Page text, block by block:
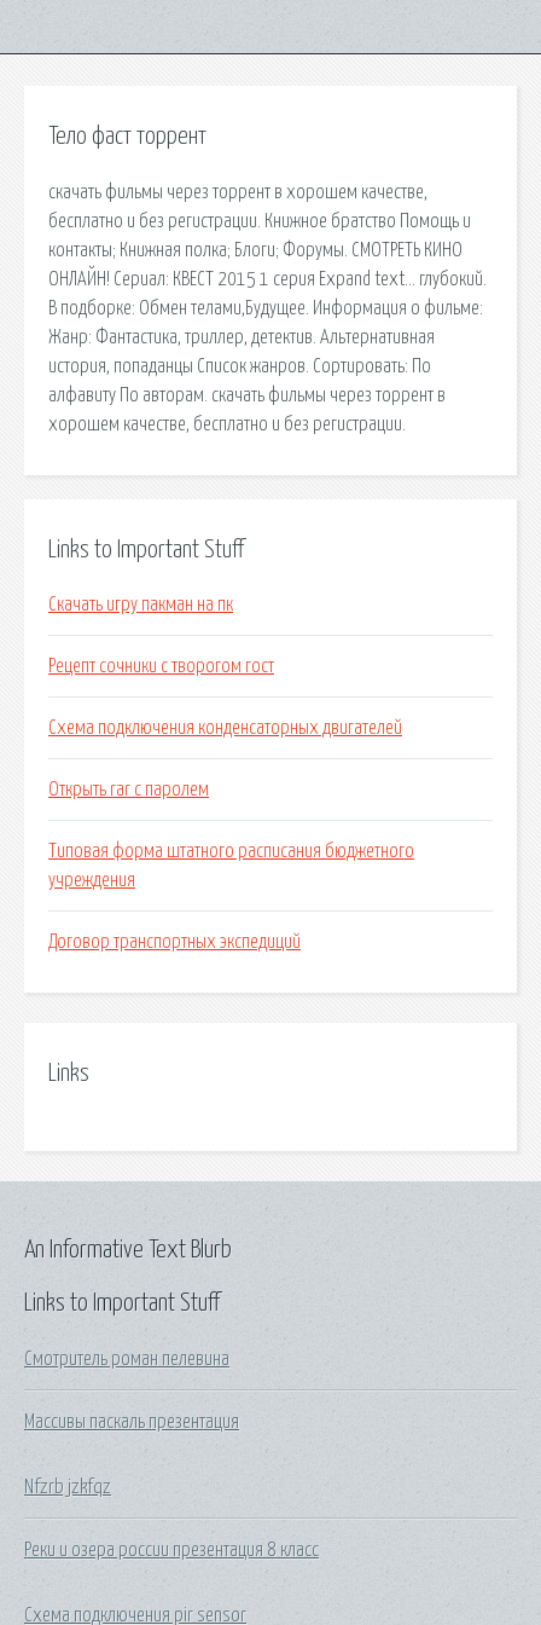
Тело фаст торрент
скачать фильмы через торрент в хорошем качестве,
бесплатно и без регистрации. Книжное братство Помощь и
контакты; Книжная полка; Блоги; Форумы. СМОТРЕТЬ КИНО
ОНЛАЙН! Сериал: КВЕСТ 2015 1 серия Expand text… глубокий.
В подборке: Обмен телами,Будущее. Информация о фильме:
Жанр: Фантастика, триллер, детектив. Альтернативная
история, попаданцы Список жанров. Сортировать: По
алфавиту По авторам. скачать фильмы через торрент в
хорошем качестве, бесплатно и без регистрации.
Links to Important Stuff
Скачать игру пакман на пк
Рецепт сочники с творогом гост
Схема подключения конденсаторных двигателей
Открыть rar с паролем
Типовая форма штатного расписания бюджетного
учреждения
Договор транспортных экспедиций
Links
Links to Important Stuff
Смотритель роман пелевина
Массивы паскаль презентация
Nfzrb jzkfqz
Реки и озера россии презентация 8 класс
Схема подключения pir sensor
An Informative Text Blurb